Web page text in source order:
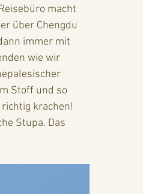
macht
über Chengdu
immer mit
wie wir
Stoff und so
krachen!
Stupa. Das